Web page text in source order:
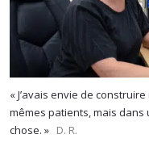
« J’avais envie de
mêmes patients, mais
chose. » D. R.